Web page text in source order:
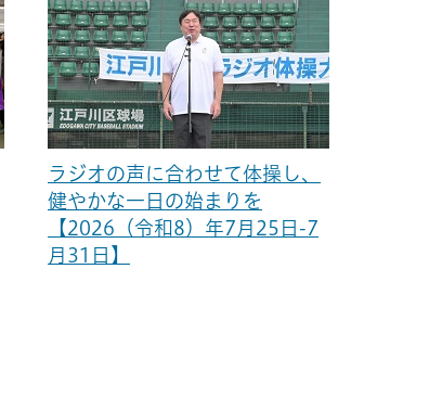
ラジオの声に合わせて体操し、
健やかな一日の始まりを
【2026（令和8）年7月25日-7
月31日】